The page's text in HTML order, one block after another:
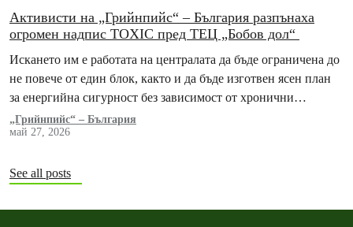
Активисти на „Грийнпийс“ – България разпънаха
огромен надпис TOXIC пред ТЕЦ „Бобов дол“
Искането им е работата на централата да бъде ограничена до
не повече от един блок, както и да бъде изготвен ясен план
за енергийна сигурност без зависимост от хронични
замърсители
„Грийнпийс“ – България
май 27, 2026
See all posts